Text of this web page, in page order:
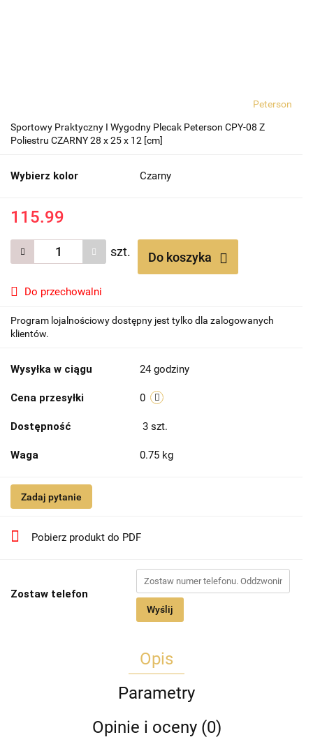
Peterson
Sportowy Praktyczny I Wygodny Plecak Peterson CPY-08 Z
Poliestru CZARNY 28 x 25 x 12 [cm]
Wybierz kolor Czarny
115.99
szt. Do koszyka
Do przechowalni
Program lojalnościowy dostępny jest tylko dla zalogowanych
klientów.
Wysyłka w ciągu 24 godziny
Cena przesyłki 0
Dostępność 3 szt.
Waga 0.75 kg
Zadaj pytanie
Pobierz produkt do PDF
Zostaw telefon
Wyślij
Opis
Parametry
Opinie i oceny (0)